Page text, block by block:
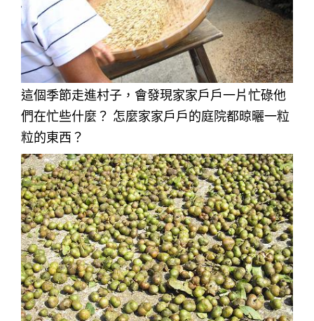
這個季節走進村子，會發現家家戶戶一片忙碌他
們在忙些什麼？ 怎麼家家戶戶的庭院都晾曬一粒
粒的東西？